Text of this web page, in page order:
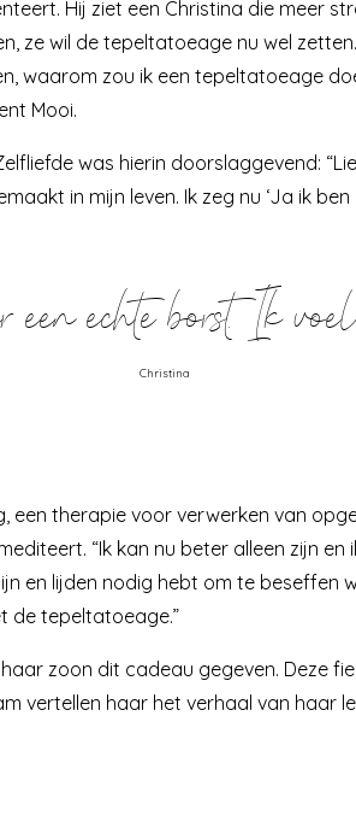
Hij ziet een Christina die meer
ze wil detepeltatoeage nu wel
waarom zou ik een tepeltatoeage
Mooi.
was hierin doorslaggevend:
in mijn leven. Ik zeg nu ‘Ja ik
echte borst. Ik
Christina
therapie voor verwerken van
“Ik kan nu beter alleen zijn en
en lijden nodig hebt om te beseffen
de tepeltatoeage.”
zoon dit cadeau gegeven. Deze
vertellen haar het verhaal van haar